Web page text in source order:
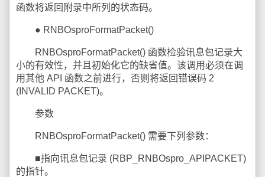
函数将返回附录中所列的状态码。
● RNBOsproFormatPacket()
RNBOsproFormatPacket() 函数检验讯息包记录大
小的有效性，并且初始化它的缺省值。该调用必须在调
用其他 API 函数之前进行，否则将返回错误码 2
(INVALID PACKET)。
参数
RNBOsproFormatPacket() 需要下列参数：
■指向讯息包记录 (RBP_RNBOspro_APIPACKET)
的指针。